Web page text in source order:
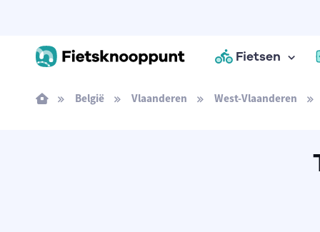
Fietsen
België Vlaanderen West-Vlaanderen